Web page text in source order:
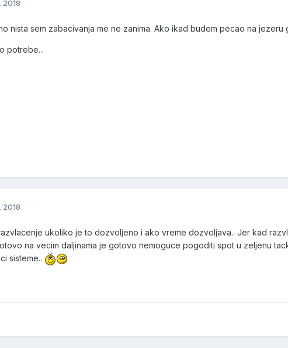
2018
nista sem zabacivanja me ne zanima. Ako ikad budem pecao na
potrebe...
2018
ukoliko je to dozvoljeno i ako vreme dozvoljava.. Jer kad
na vecim daljinama je gotovo nemoguce pogoditi spot u zeljenu
sisteme..